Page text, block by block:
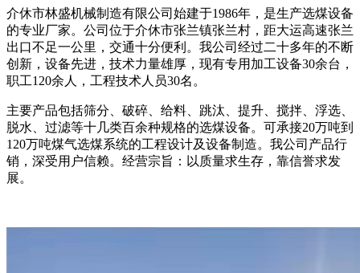
介休市林盛机械制造有限公司始建于1986年，是生产选煤设备
的专业厂家。公司位于介休市张兰镇张兰村，距大运高速张兰
出口不足一公里，交通十分便利。我公司经过二十多年的不断
创新，设备先进，技术力量雄厚，现有专用加工设备30余台，
职工120余人，工程技术人员30名。
主要产品包括筛分、破碎、给料、跳汰、提升、搅拌、浮选、
脱水、过滤等十几类百余种规格的选煤设备。可承接20万吨到
120万吨煤气选煤系统的工程设计及设备制造。我公司产品行
销，深受用户信赖。经营宗旨：以质量求生存，靠信誉求发
展。